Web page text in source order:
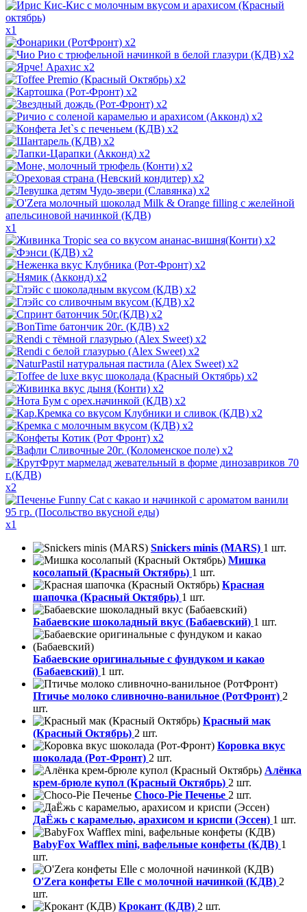
x1
x2
x2
x2
x2
x2
x2
x2
x2
x2
x2
x2
x2
x2
x1
x2
x2
x2
x2
x2
x2
x2
x2
x2
x2
x2
x2
x2
x2
x2
x2
x2
x2
x2
x1
Snickers minis (MARS) 1 шт.
Мишка
косолапый (Красный Октябрь) 1 шт.
Красная
шапочка (Красный Октябрь) 1 шт.
Бабаевские шоколадный вкус (Бабаевский) 1 шт.
Бабаевские оригинальные с фундуком и какао
(Бабаевский) 1 шт.
Птичье молоко сливночно-ванильное (РотФронт) 2
шт.
Красный мак
(Красный Октябрь) 2 шт.
Коровка вкус
шоколада (Рот-Фронт) 2 шт.
Алёнка
крем-брюле купол (Красный Октябрь) 2 шт.
Choco-Pie Печенье 2 шт.
ДаЁжь с карамелью, арахисом и криспи (Эссен) 1 шт.
BabyFox Wafflex mini, вафельные конфеты (КДВ) 1
шт.
O'Zera конфеты Elle с молочной начинкой (КДВ) 2
шт.
Крокант (КДВ) 2 шт.